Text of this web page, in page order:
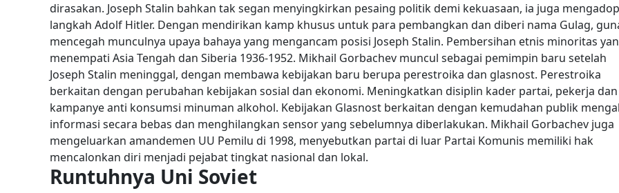
dirasakan. Joseph Stalin bahkan tak segan menyingkirkan pesaing politik demi kekuasaan, ia juga
langkah Adolf Hitler. Dengan mendirikan kamp khusus untuk para pembangkan dan diberi nama Gulag,
mencegah munculnya upaya bahaya yang mengancam posisi Joseph Stalin. Pembersihan etnis minoritas
menempati Asia Tengah dan Siberia 1936-1952. Mikhail Gorbachev muncul sebagai pemimpin baru setelah
Joseph Stalin meninggal, dengan membawa kebijakan baru berupa perestroika dan glasnost. Perestroika
berkaitan dengan perubahan kebijakan sosial dan ekonomi. Meningkatkan disiplin kader partai, pekerja dan
kampanye anti konsumsi minuman alkohol. Kebijakan Glasnost berkaitan dengan kemudahan publik
informasi secara bebas dan menghilangkan sensor yang sebelumnya diberlakukan. Mikhail Gorbachev juga
mengeluarkan amandemen UU Pemilu di 1998, menyebutkan partai di luar Partai Komunis memiliki hak
mencalonkan diri menjadi pejabat tingkat nasional dan lokal.
Runtuhnya Uni Soviet